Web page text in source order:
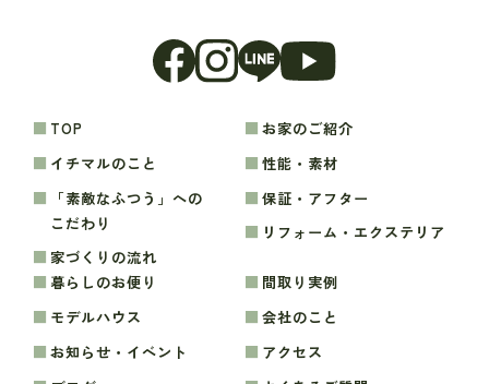
TOP
イチマルのこと
「素敵なふつう」への
こだわり
家づくりの流れ
お家のご紹介
性能・素材
保証・アフター
リフォーム・エクステリア
暮らしのお便り
モデルハウス
お知らせ・イベント
間取り実例
会社のこと
アクセス